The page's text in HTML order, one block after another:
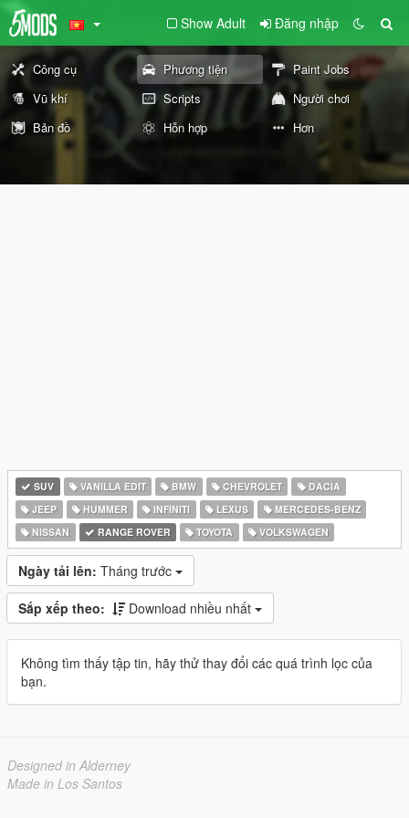
Show Adult Đăng nhập
Công cụ Phương tiện
Paint Jobs
Vũ khí
Scripts
Người chơi
Bản đồ
Hỗn hợp Hơn
SUV VANILLA EDIT BMW CHEVROLET
DACIA
JEEP
HUMMER INFINITI LEXUS
MERCEDES-BENZ
NISSAN
RANGE ROVER TOYOTA VOLKSWAGEN
Ngày tải lên: Tháng trước
Sắp xếp theo: Download nhiều nhất
Không tìm thấy tập tin, hãy thử thay đổi các quá trình lọc của
bạn.
Designed in Alderney
Made in Los Santos